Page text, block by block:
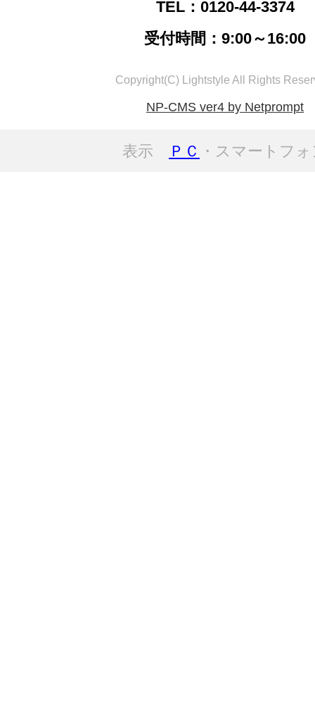
TEL：0120-44-3374
受付時間：9:00～16:00
Copyright(C) Lightstyle All Rights
NP-CMS ver4 by Netprompt
表示 ＰＣ ・スマートフ